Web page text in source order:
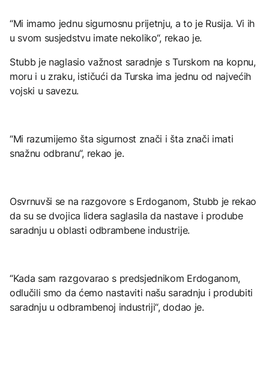
“Mi imamo jednu sigurnosnu prijetnju, a to je Rusija. Vi ih
u svom susjedstvu imate nekoliko“, rekao je.
Stubb je naglasio važnost saradnje s Turskom na kopnu,
moru i u zraku, ističući da Turska ima jednu od najvećih
vojski u savezu.
“Mi razumijemo šta sigurnost znači i šta znači imati
snažnu odbranu“, rekao je.
Osvrnuvši se na razgovore s Erdoganom, Stubb je rekao
da su se dvojica lidera saglasila da nastave i prodube
saradnju u oblasti odbrambene industrije.
“Kada sam razgovarao s predsjednikom Erdoganom,
odlučili smo da ćemo nastaviti našu saradnju i produbiti
saradnju u odbrambenoj industriji“, dodao je.